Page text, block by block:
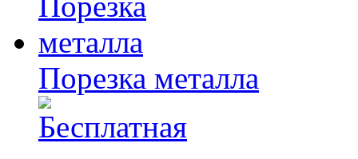
Порезка металла